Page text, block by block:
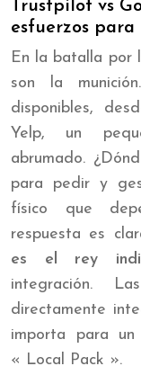
Trustpilot vs
esfuerzos
En la batalla por
son la
disponibles,
Yelp, un
abrumado.
para pedir y
físico que
respuesta es
es el rey
integración.
directamente
importa para
« Local Pack ».